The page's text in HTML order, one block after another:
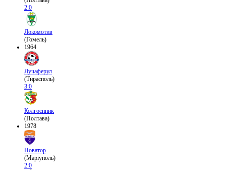
2:0
Локомотив
(Гомель)
1964
Лучаферул
(Тирасполь)
3:0
Колгоспник
(Полтава)
1978
Новатор
(Маріуполь)
2:0